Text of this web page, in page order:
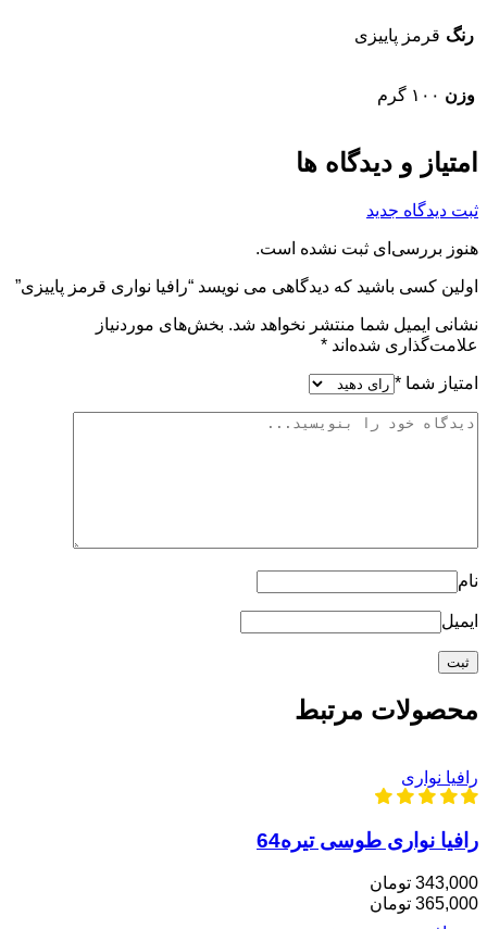
رنگ قرمز پاییزی
وزن ۱۰۰ گرم
امتیاز و دیدگاه ها
ثبت دیدگاه جدید
هنوز بررسی‌ای ثبت نشده است.
اولین کسی باشید که دیدگاهی می نویسد “رافیا نواری قرمز پاییزی”
نشانی ایمیل شما منتشر نخواهد شد. بخش‌های موردنیاز
علامت‌گذاری شده‌اند *
امتیاز شما *
نام
ایمیل
محصولات مرتبط
رافیا نواری
رافیا نواری طوسی تیره64
343,000 تومان
365,000 تومان